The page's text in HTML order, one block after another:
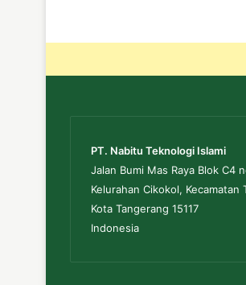
PT. Nabitu Teknologi Islami
Jalan Bumi Mas Raya Blok C4
Kelurahan Cikokol, Kecamatan
Kota Tangerang 15117
Indonesia